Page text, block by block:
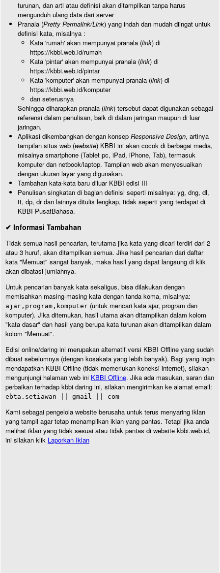
turunan, dan arti atau definisi akan ditampilkan tanpa harus
mengunduh ulang data dari server
Pranala (Pretty Permalink/Link) yang indah dan mudah diingat untuk
definisi kata, misalnya :
Kata 'rumah' akan mempunyai pranala (link) di
https://kbbi.web.id/rumah
Kata 'pintar' akan mempunyai pranala (link) di
https://kbbi.web.id/pintar
Kata 'komputer' akan mempunyai pranala (link) di
https://kbbi.web.id/komputer
dan seterusnya
Sehingga diharapkan pranala (link) tersebut dapat digunakan sebagai
referensi dalam penulisan, baik di dalam jaringan maupun di luar
jaringan.
Aplikasi dikembangkan dengan konsep Responsive Design, artinya
tampilan situs web (website) KBBI ini akan cocok di berbagai media,
misalnya smartphone (Tablet pc, iPad, iPhone, Tab), termasuk
komputer dan netbook/laptop. Tampilan web akan menyesuaikan
dengan ukuran layar yang digunakan.
Tambahan kata-kata baru diluar KBBI edisi III
Penulisan singkatan di bagian definisi seperti misalnya: yg, dng, dl,
tt, dp, dr dan lainnya ditulis lengkap, tidak seperti yang terdapat di
KBBI PusatBahasa.
✔ Informasi Tambahan
Tidak semua hasil pencarian, terutama jika kata yang dicari terdiri dari 2
atau 3 huruf, akan ditampilkan semua. Jika hasil pencarian dari daftar
kata "Memuat" sangat banyak, maka hasil yang dapat langsung di klik
akan dibatasi jumlahnya.
Untuk pencarian banyak kata sekaligus, bisa dilakukan dengan
memisahkan masing-masing kata dengan tanda koma, misalnya:
ajar,program,komputer (untuk mencari kata ajar, program dan
komputer). Jika ditemukan, hasil utama akan ditampilkan dalam kolom
"kata dasar" dan hasil yang berupa kata turunan akan ditampilkan dalam
kolom "Memuat".
Edisi online/daring ini merupakan alternatif versi KBBI Offline yang sudah
dibuat sebelumnya (dengan kosakata yang lebih banyak). Bagi yang ingin
mendapatkan KBBI Offline (tidak memerlukan koneksi internet), silakan
mengunjungi halaman web ini KBBI Offline. Jika ada masukan, saran dan
perbaikan terhadap kbbi daring ini, silakan mengirimkan ke alamat email:
ebta.setiawan || gmail || com
Kami sebagai pengelola website berusaha untuk terus menyaring iklan
yang tampil agar tetap menampilkan iklan yang pantas. Tetapi jika anda
melihat iklan yang tidak sesuai atau tidak pantas di website kbbi.web.id,
ini silakan klik Laporkan Iklan